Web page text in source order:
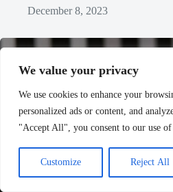
We value your privacy
We use cookies to enhance your
personalized ads or content, and
"Accept All", you consent to our use of
Customize Reject All
December 8, 2023